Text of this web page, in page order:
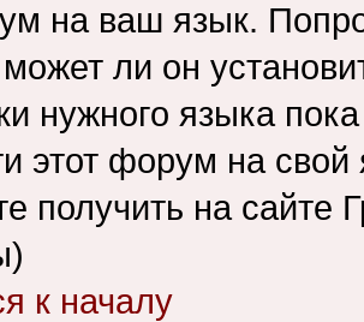
на ваш язык.
ли он
нужного языка
этот форум на
получить на сайте
к началу